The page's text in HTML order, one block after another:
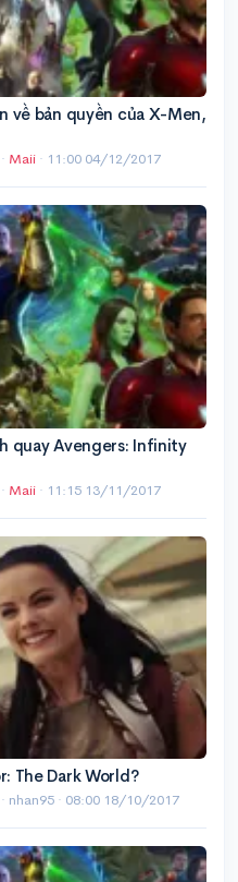
về bản quyền của X-Men,
· Maii · 11:00 04/12/2017
quay Avengers: Infinity
· Maii · 11:15 13/11/2017
The Dark World?
· nhan95 · 08:00 18/10/2017